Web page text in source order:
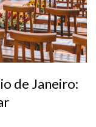
de Janeiro: